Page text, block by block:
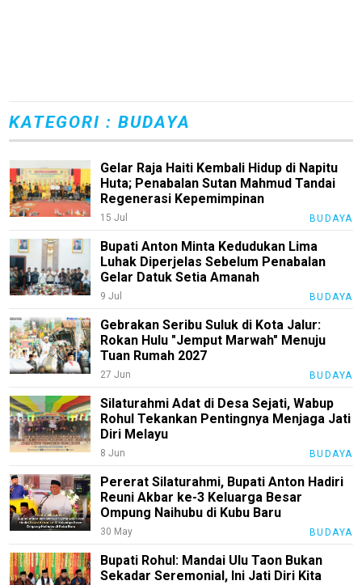
KATEGORI : BUDAYA
Gelar Raja Haiti Kembali Hidup di Napitu
Huta; Penabalan Sutan Mahmud Tandai
Regenerasi Kepemimpinan
15 Jul BUDAYA
Bupati Anton Minta Kedudukan Lima
Luhak Diperjelas Sebelum Penabalan
Gelar Datuk Setia Amanah
9 Jul BUDAYA
Gebrakan Seribu Suluk di Kota Jalur:
Rokan Hulu "Jemput Marwah" Menuju
Tuan Rumah 2027
27 Jun BUDAYA
Silaturahmi Adat di Desa Sejati, Wabup
Rohul Tekankan Pentingnya Menjaga Jati
Diri Melayu
8 Jun BUDAYA
Pererat Silaturahmi, Bupati Anton Hadiri
Reuni Akbar ke-3 Keluarga Besar
Ompung Naihubu di Kubu Baru
30 May BUDAYA
Bupati Rohul: Mandai Ulu Taon Bukan
Sekadar Seremonial, Ini Jati Diri Kita